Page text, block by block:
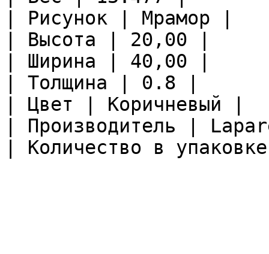
| Рисунок | Мрамор |
| Высота | 20,00 |
| Ширина | 40,00 |
| Толщина | 0.8 |
| Цвет | Коричневый |
| Производитель |
| Количество в